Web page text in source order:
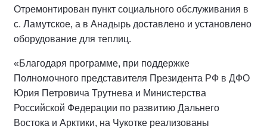
Отремонтирован пункт социального обслуживания в
с. Ламутское, а в Анадырь доставлено и установлено
оборудование для теплиц.
«Благодаря программе, при поддержке
Полномочного представителя Президента РФ в ДФО
Юрия Петровича Трутнева и Министерства
Российской Федерации по развитию Дальнего
Востока и Арктики, на Чукотке реализованы